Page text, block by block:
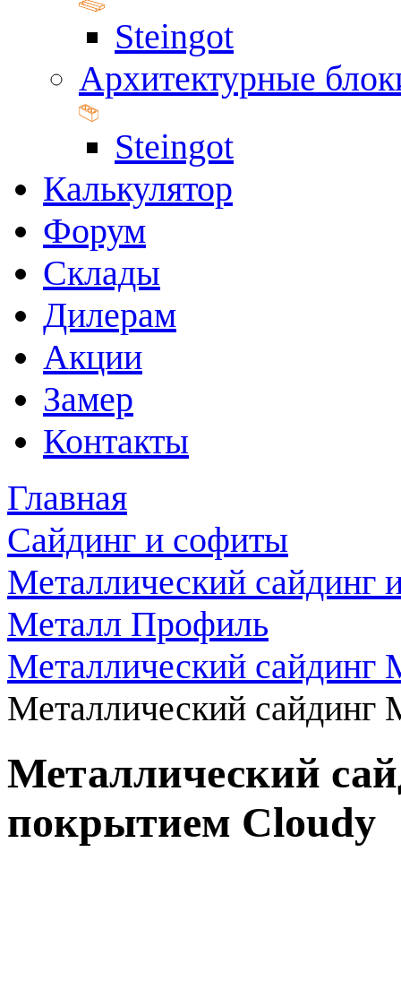
Steingot
Архитектурные
Steingot
Калькулятор
Форум
Склады
Дилерам
Акции
Замер
Контакты
Главная
Сайдинг и софиты
Металлический сайдинг
Металл Профиль
Металлический
Металлический
Металлический
покрытием Cloudy